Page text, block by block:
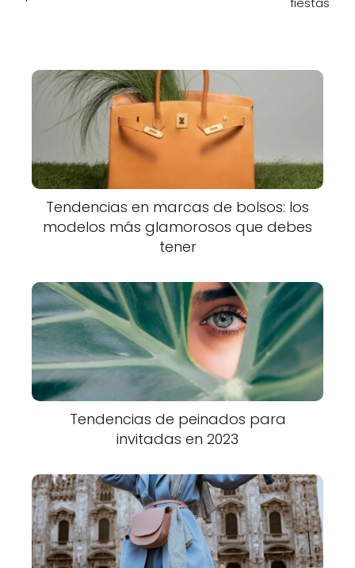
Tendencias en marcas de bolsos: los
modelos más glamorosos que debes
tener
Tendencias de peinados para
invitadas en 2023